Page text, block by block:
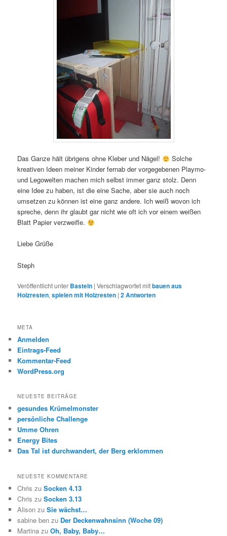
Das Ganze hält übrigens ohne Kleber und Nägel!
Solche
kreativen Ideen meiner Kinder fernab der vorgegebenen Playmo-
und Legowelten machen mich selbst immer ganz stolz. Denn
eine Idee zu haben, ist die eine Sache, aber sie auch noch
umsetzen zu können ist eine ganz andere. Ich weiß wovon ich
spreche, denn ihr glaubt gar nicht wie oft ich vor einem weißen
Blatt Papier verzweifle.
Liebe Grüße
Steph
Veröffentlicht unter Basteln |Verschlagwortet mitbauen aus
Holzresten,spielen mit Holzresten |2Antworten
META
Anmelden
Eintrags-Feed
Kommentar-Feed
WordPress.org
NEUESTE BEITRÄGE
gesundes Krümelmonster
persönliche Challenge
Umme Ohren
Energy Bites
Das Tal ist durchwandert, der Berg erklommen
NEUESTE KOMMENTARE
Chris zuSocken 4.13
Chris zuSocken 3.13
Alison zuSie wächst…
sabine ben zu Der Deckenwahnsinn (Woche 09)
Martina zuOh, Baby, Baby…